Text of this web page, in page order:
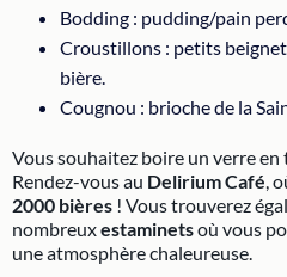
Bodding : pudding/pain
Croustillons : petits
bière.
Cougnou : brioche de la
Vous souhaitez boire un verre
Rendez-vous au Delirium Café,
2000 bières ! Vous trouverez
nombreuxestaminetsoù vous
une atmosphère chaleureuse.